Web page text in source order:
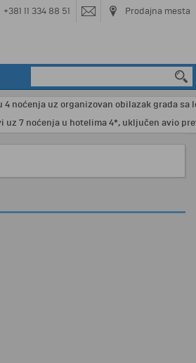
+381 11 334 88 51 Prodajna mesta
uz organizovan obilazak grada sa
noćenja u hotelima 4*, uključen avio